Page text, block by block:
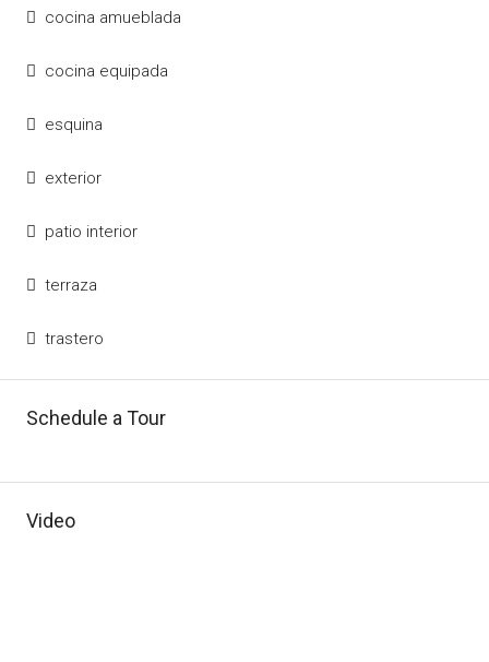
cocina amueblada
cocina equipada
esquina
exterior
patio interior
terraza
trastero
Schedule a Tour
Video